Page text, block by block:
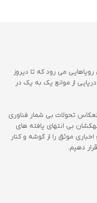
می رود که تا دیروز
از موانع یک به یک در
تحولات بی شمار فناوری
بی انتهای یافته های
موثق را از گوشه و کنار
دهیم.